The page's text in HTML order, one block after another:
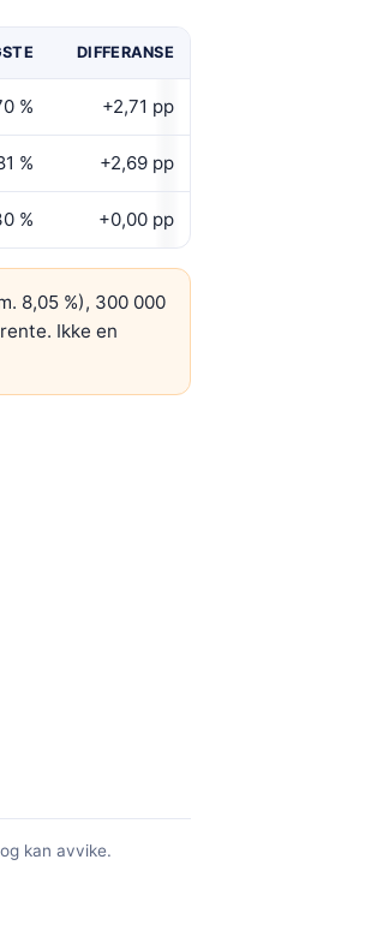
DIFFERANSE
% +2,71 pp
% +2,69 pp
% +0,00 pp
8,05 %), 300 000
Ikke en
kan avvike.